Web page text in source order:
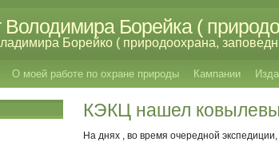
Борейка (
Борейко ( природоохрана,
О моей работе по охране природы Кампании
КЭКЦ нашел
На днях , во время очередной